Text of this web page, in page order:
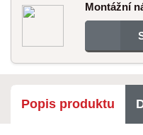
Montážní
Popis produktu